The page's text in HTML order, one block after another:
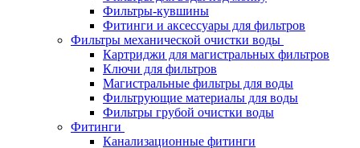
Фильтры-кувшины
Фитинги и аксессуары для фильтров
Фильтры механической очистки воды
Картриджи для магистральных фильтров
Ключи для фильтров
Магистральные фильтры для воды
Фильтрующие материалы для воды
Фильтры грубой очистки воды
Фитинги
Канализационные фитинги